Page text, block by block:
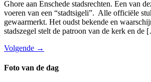
Ghore aan Enschede stadsrechten. Een van
voeren van een “stadtsigeli”. Alle officiële
gewaarmerkt. Het oudst bekende en
stadszegel stelt de patroon van de kerk en de
Volgende →
Foto van de dag